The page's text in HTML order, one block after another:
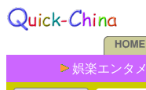
娯楽エンタメ